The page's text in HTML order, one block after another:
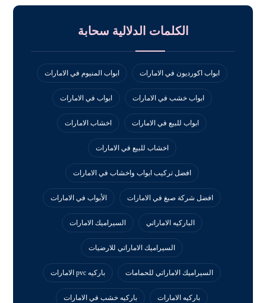
الكلمات الدلالية سحابة
ابواب اكورديون في الامارات ابواب المنيوم في الامارات
ابواب خشب في الامارات ابواب في الامارات
ابواب للبيع في الامارات اخشاب الامارات
اخشاب للبيع في الامارات
افضل تركيب ابواب واخشاب في الامارات
افضل شركة صبغ في الامارات الأبواب في الامارات
الباركيه الاماراتي السيراميك الامارات
السيراميك الاماراتي للارضيات
السيراميك الاماراتي للحمامات باركيه pvc الامارات
باركيه الامارات باركيه خشب في الامارات